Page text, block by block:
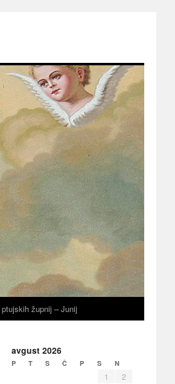
župnij – Junij
avgust 2026
P T S Č P S N
1
2